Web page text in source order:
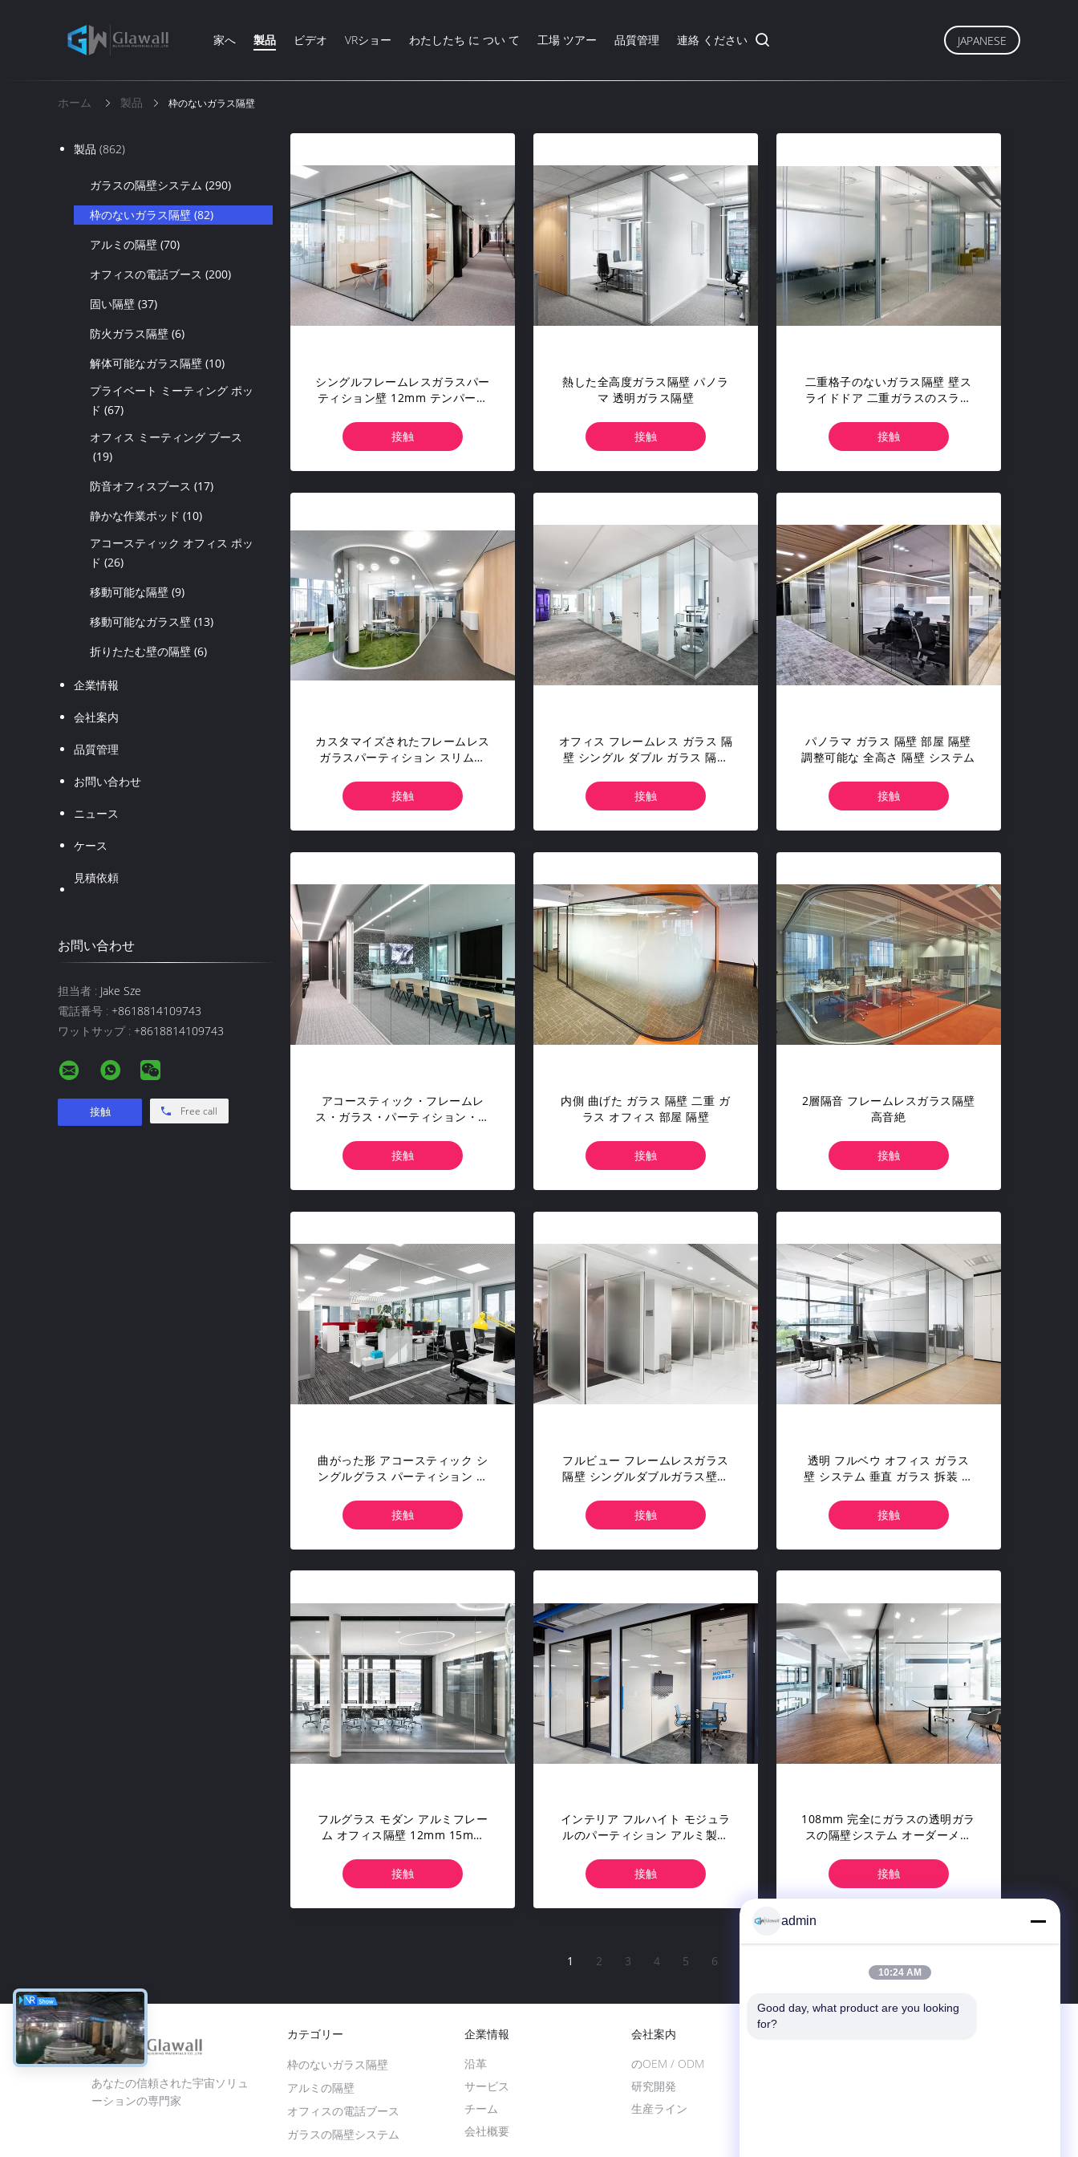
家へ 製品 ビデオ VRショー わたしたち に つい て 工場 ツアー 品質管理 連絡 ください JAPANESE
ホーム 製品 枠のないガラス隔壁
製品 (862)
ガラスの隔壁システム (290)
枠のないガラス隔壁 (82)
アルミの隔壁 (70)
オフィスの電話ブース (200)
固い隔壁 (37)
防火ガラス隔壁 (6)
解体可能なガラス隔壁 (10)
プライベート ミーティング ポッ
ド (67)
オフィス ミーティング ブース
(19)
防音オフィスブース (17)
静かな作業ポッド (10)
アコースティック オフィス ポッ
ド (26)
移動可能な隔壁 (9)
移動可能なガラス壁 (13)
折りたたむ壁の隔壁 (6)
企業情報
会社案内
品質管理
お問い合わせ
ニュース
ケース
見積依頼
お問い合わせ
担当者 : Jake Sze
電話番号 : +8618814109743
ワットサップ : +8618814109743
Free call
シングルフレームレスガラスパー
ティション壁 12mm テンパーガ
接触
熱した全高度ガラス隔壁 パノラ
マ 透明ガラス隔壁
接触
二重格子のないガラス隔壁 壁ス
ライドドア 二重ガラスのスライ
接触
カスタマイズされたフレームレス
ガラスパーティション スリムフ
ティションシステム
接触
オフィス フレームレス ガラス 隔
壁 シングル ダブル ガラス 隔壁
接触
パノラマ ガラス 隔壁 部屋 隔壁
調整可能な 全高さ 隔壁 システム
接触
アコースティック・フレームレ
ス・ガラス・パーティション・ウ
なガラス・ウォール・システム
接触
内側 曲げた ガラス 隔壁 二重 ガ
ラス オフィス 部屋 隔壁
接触
2層隔音 フレームレスガラス隔壁
高音絶
接触
曲がった形 アコースティック シ
ングルグラス パーティション シ
接触
フルビュー フレームレスガラス
隔壁 シングルダブルガラス壁シ
接触
透明 フルベウ オフィス ガラス
壁 システム 垂直 ガラス 拆装 隔
接触
フルグラス モダン アルミフレー
ム オフィス隔壁 12mm 15mm
接触
インテリア フルハイト モジュラ
ルのパーティション アルミ製枠
割器
接触
108mm 完全にガラスの透明ガラ
スの隔壁システム オーダーメイ
接触
1 2 3 4 5 6
あなたの信頼された宇宙ソリュ
ーションの専門家
カテゴリー
ガラスの隔壁システム
枠のないガラス隔壁
アルミの隔壁
オフィスの電話ブース
企業情報
会社概要
沿革
サービス
チーム
会社案内
生産ライン
のOEM / ODM
研究開発
admin
10:24 AM
Good day, what product are you looking
for?